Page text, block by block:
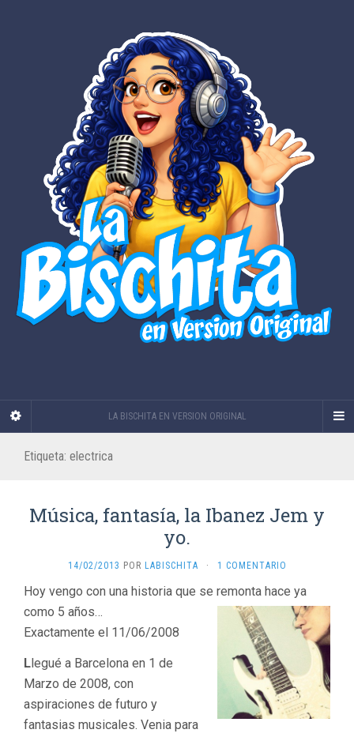
LA BISCHITA EN VERSION ORIGINAL
Etiqueta: electrica
Música, fantasía, la Ibanez Jem y
yo.
14/02/2013 POR LABISCHITA · 1 COMENTARIO
Hoy vengo con una historia que se remonta hace ya
como 5 años…
Exactamente el 11/06/2008
L legué a Barcelona en 1 de
Marzo de 2008, con
aspiraciones de futuro y
fantasias musicales. Venia para